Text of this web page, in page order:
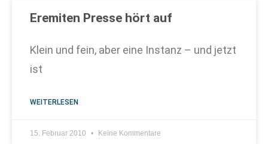
Eremiten Presse hört auf
Klein und fein, aber eine Instanz – und jetzt
ist
WEITERLESEN
15. Februar 2010 Keine Kommentare